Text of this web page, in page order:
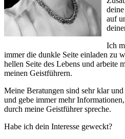
auf
Ich
immer die dunkle Seite einladen zu
hellen Seite des Lebens und arbeite
meinen Geistführern.
Meine Beratungen sind sehr klar
und gebe immer mehr
durch meine Geistführer spreche.
Habe ich dein Interesse geweckt?